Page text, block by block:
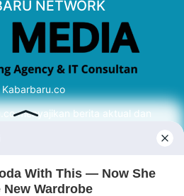
NETWORK
menyajikan berita aktual dan
dari sumber yang tepat.
Kabarbaru